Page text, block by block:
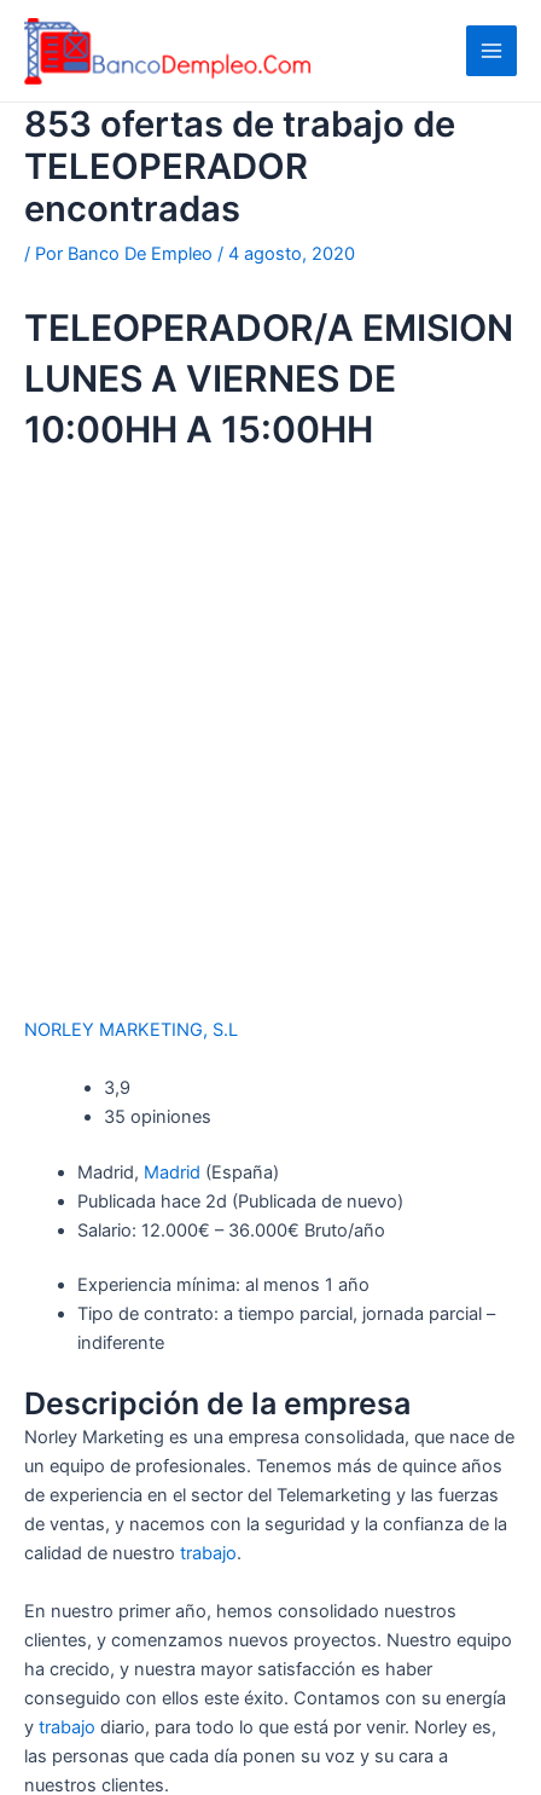
contenido
853 ofertas de trabajo de
TELEOPERADOR
encontradas
/ Por Banco De Empleo / 4 agosto, 2020
TELEOPERADOR/A EMISION
LUNES A VIERNES DE
10:00HH A 15:00HH
NORLEY MARKETING, S.L
3,9
35 opiniones
Madrid, Madrid (España)
Publicada hace 2d (Publicada de nuevo)
Salario: 12.000€ – 36.000€ Bruto/año
Experiencia mínima: al menos 1 año
Tipo de contrato: a tiempo parcial, jornada parcial –
indiferente
Descripción de la empresa
Norley Marketing es una empresa consolidada, que nace de
un equipo de profesionales. Tenemos más de quince años
de experiencia en el sector del Telemarketing y las fuerzas
de ventas, y nacemos con la seguridad y la confianza de la
calidad de nuestro trabajo.
En nuestro primer año, hemos consolidado nuestros
clientes, y comenzamos nuevos proyectos. Nuestro equipo
ha crecido, y nuestra mayor satisfacción es haber
conseguido con ellos este éxito. Contamos con su energía
y trabajo diario, para todo lo que está por venir. Norley es,
las personas que cada día ponen su voz y su cara a
nuestros clientes.